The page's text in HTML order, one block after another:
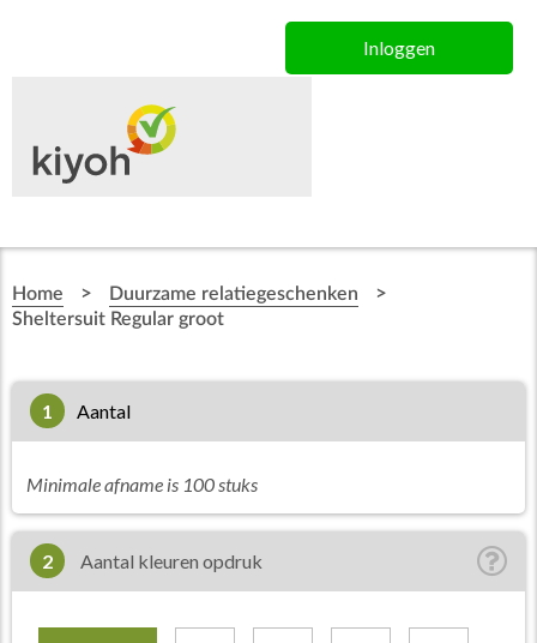
Inloggen
Home > Duurzame relatiegeschenken >
Sheltersuit Regular groot
1 aantal
Minimale afname is 100 stuks
2 Aantal kleuren opdruk